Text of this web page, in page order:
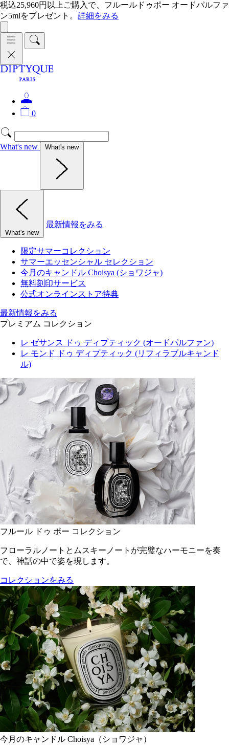
税込25,960円以上ご購入で、フルールドゥポー オードパルファ
ン5mlをプレゼント。 詳細をみる
0
What's new What's new
What's new
最新情報をみる
限定サマーコレクション
サマーエッセンシャル セレクション
今月のキャンドル Choisya (ショワジャ)
無料刻印サービス
公式オンラインストア特典
最新情報をみる
プレミアム コレクション
レ ゼサンス ドゥ ディプティック (オードパルファン)
レ モンド ドゥ ディプティック (リフィラブルキャンド
ル)
フルール ドゥ ポー コレクション
フローラルノートとムスキーノートが完璧なハーモニーを奏
で、神話の中で姿を現します。
コレクションをみる
今月のキャンドル Choisya（ショワジャ）